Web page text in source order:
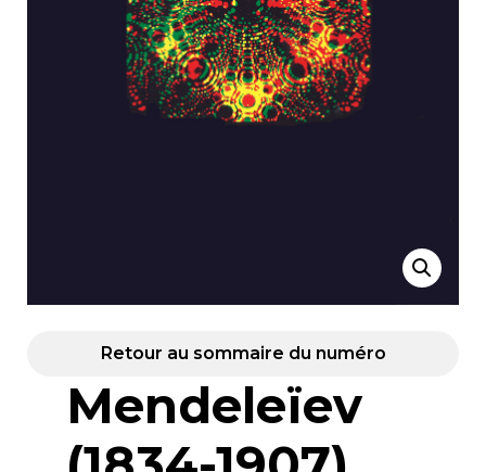
Retour au sommaire du numéro
Mendeleïev